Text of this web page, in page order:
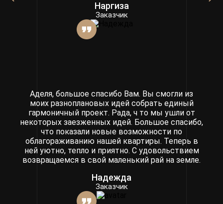
Наргиза
Заказчик
Аделя, большое спасибо Вам. Вы смогли из
моих разноплановых идей собрать единый
гармоничный проект. Рада, ч то мы ушли от
некоторых заезженных идей. Большое спасибо,
что показали новые возможности по
облагораживанию нашей квартиры. Теперь в
ней уютно, тепло и приятно. С удовольствием
возвращаемся в свой маленький рай на земле.
Надежда
Заказчик